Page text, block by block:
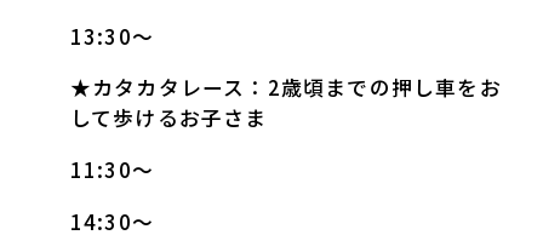
13:30～
★カタカタレース：2歳頃までの押し車をお
して歩けるお子さま
11:30～
14:30～